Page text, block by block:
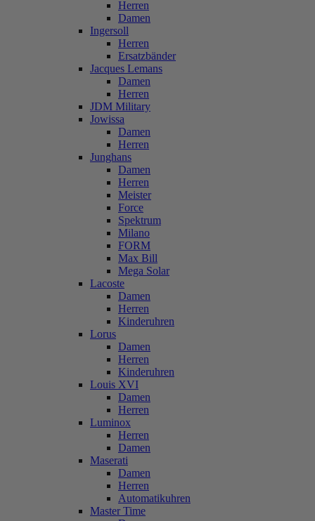
Herren
Damen
Ingersoll
Herren
Ersatzbänder
Jacques Lemans
Damen
Herren
JDM Military
Jowissa
Damen
Herren
Junghans
Damen
Herren
Meister
Force
Spektrum
Milano
FORM
Max Bill
Mega Solar
Lacoste
Damen
Herren
Kinderuhren
Lorus
Damen
Herren
Kinderuhren
Louis XVI
Damen
Herren
Luminox
Herren
Damen
Maserati
Damen
Herren
Automatikuhren
Master Time